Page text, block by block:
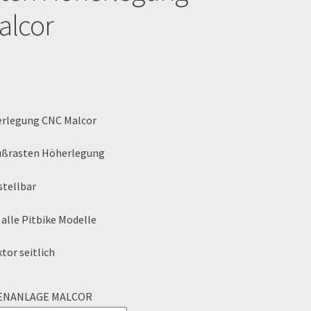
CNC Malcor
Höherlegung
Pitbike Modelle
seitlich
MALCOR